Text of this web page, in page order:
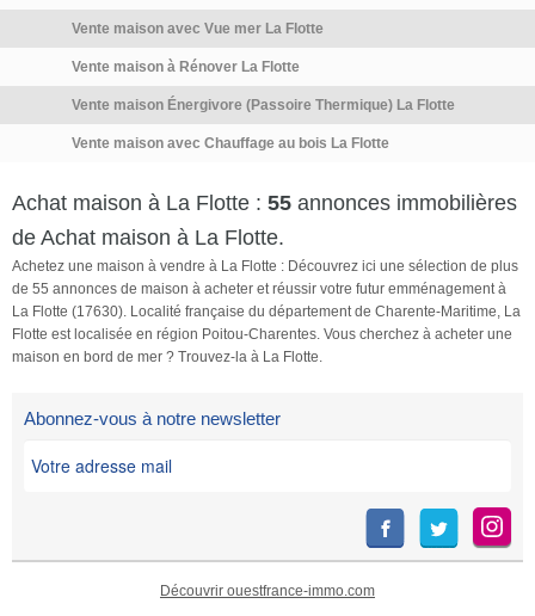
Vente maison avec Vue mer La Flotte
Vente maison à Rénover La Flotte
Vente maison Énergivore (Passoire Thermique) La Flotte
Vente maison avec Chauffage au bois La Flotte
Achat maison à La Flotte : 55 annonces immobilières
de Achat maison à La Flotte.
Achetez une maison à vendre à La Flotte : Découvrez ici une sélection de plus
de 55 annonces de maison à acheter et réussir votre futur emménagement à
La Flotte (17630). Localité française du département de Charente-Maritime, La
Flotte est localisée en région Poitou-Charentes. Vous cherchez à acheter une
maison en bord de mer ? Trouvez-la à La Flotte.
Abonnez-vous à notre newsletter
Découvrir ouestfrance-immo.com